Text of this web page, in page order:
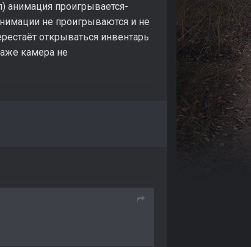
анимация проигрывается-
не проигрываются и не
открываться инвентарь
камера не